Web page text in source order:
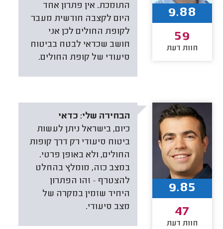
התומכת. אין פתרון אחד
היום לקצבה חודשית מעבר
לקופת החולים לכן אני
חושב שכדאי לבטח בביטוח
סיעודי של קופת החולים.
9.88
59
חוות דעת
הבחירה שלי: כדאי
כיום, בישראל ניתן לעשות
ביטוח סיעודי רק דרך קופות
החולים, ולא באופן פרטי.
במצב כזה, מומלץ בהחלט
להצטרף — זהו הפתרון
היחיד שזמין במקרה של
מצב סיעודי.
9.85
47
חוות דעת